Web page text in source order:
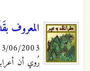
المعروف
06/2003 - 02:50
رُوي أن